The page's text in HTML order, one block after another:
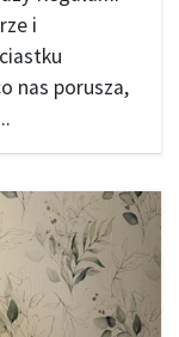
i
nas porusza,